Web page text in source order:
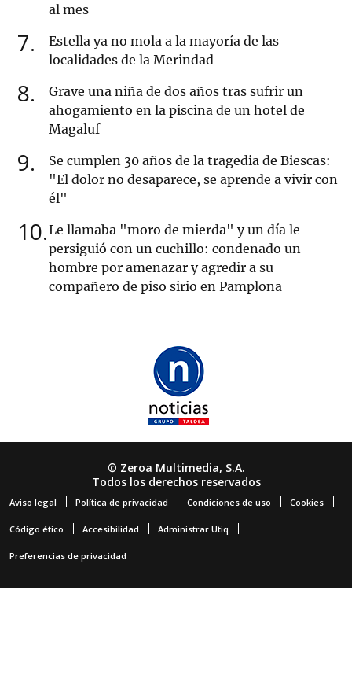
al mes
7
Estella ya no mola a la mayoría de las
localidades de la Merindad
8
Grave una niña de dos años tras sufrir un
ahogamiento en la piscina de un hotel de
Magaluf
9
Se cumplen 30 años de la tragedia de Biescas:
"El dolor no desaparece, se aprende a vivir con
él"
10 Le llamaba "moro de mierda" y un día le
persiguió con un cuchillo: condenado un
hombre por amenazar y agredir a su
compañero de piso sirio en Pamplona
© Zeroa Multimedia, S.A.
Todos los derechos reservados
Aviso legal Política de privacidad Condiciones de uso Cookies
Código ético Accesibilidad Administrar Utiq
Preferencias de privacidad